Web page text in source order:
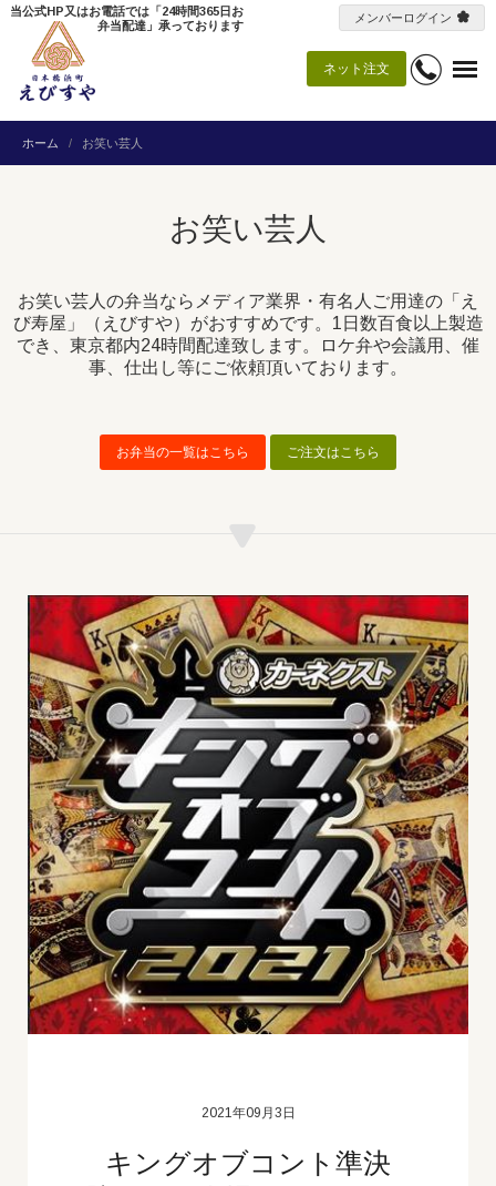
ネット注文
当公式HP又はお電話では「24時間365日お
弁当配達」承っております
メンバーログイン
ホーム お笑い芸人
お笑い芸人
お笑い芸人の弁当ならメディア業界・有名人ご用達の「え
び寿屋」（えびすや）がおすすめです。1日数百食以上製造
でき、東京都内24時間配達致します。ロケ弁や会議用、催
事、仕出し等にご依頼頂いております。
お弁当の一覧はこちら ご注文はこちら
2021年09月3日
キングオブコント準決